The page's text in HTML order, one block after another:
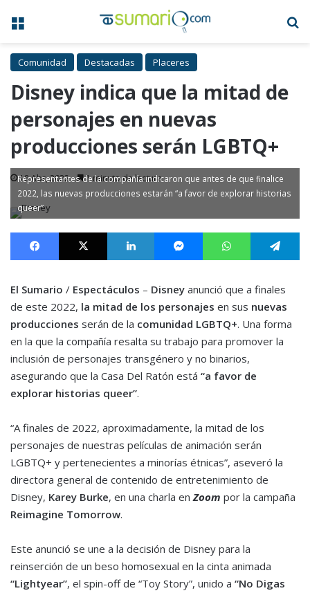
Menú
Comunidad Destacadas Placeres
Disney indica que la mitad de
personajes en nuevas
producciones serán LGBTQ+
18 Abr, 2022 1 minuto de lectura
Representantes de la compañía indicaron que antes de que finalice
2022, las nuevas producciones estarán “a favor de explorar historias
queer”
Facebook X LinkedIn MessengerWhatsApp
El Sumario / Espectáculos – Disney anunció que a finales
de este 2022, la mitad de los personajes en sus nuevas
producciones serán de la comunidad LGBTQ+. Una forma
en la que la compañía resalta su trabajo para promover la
inclusión de personajes transgénero y no binarios,
asegurando que la Casa Del Ratón está “a favor de
explorar historias queer”.
“A finales de 2022, aproximadamente, la mitad de los
personajes de nuestras películas de animación serán
LGBTQ+ y pertenecientes a minorías étnicas”, aseveró la
directora general de contenido de entretenimiento de
Disney, Karey Burke, en una charla enZoom por la campaña
Reimagine Tomorrow.
Este anunció se une a la decisión de Disney para la
reinserción de un beso homosexual en la cinta animada
“Lightyear”, el spin-off de “Toy Story”, unido a “No Digas